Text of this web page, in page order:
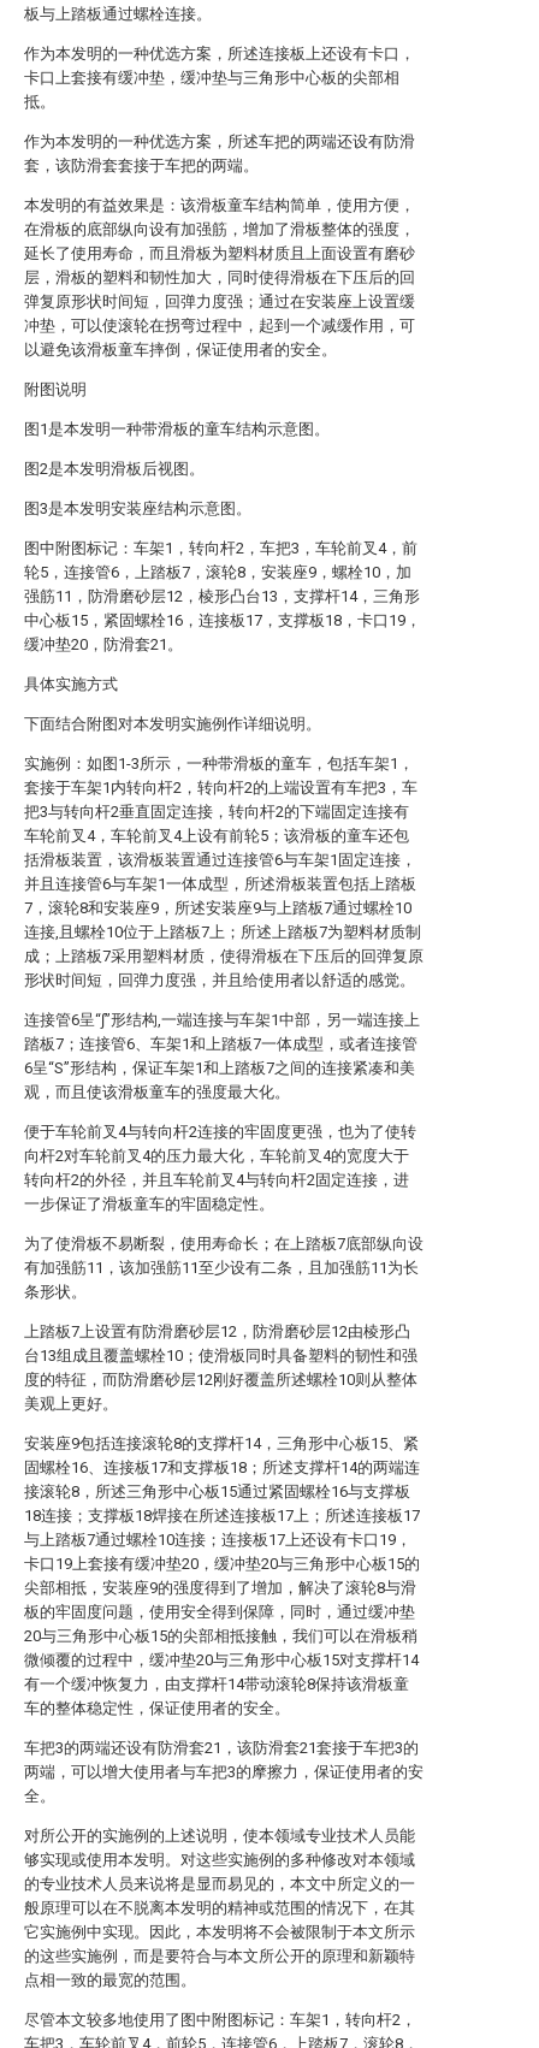
板与上踏板通过螺栓连接。
作为本发明的一种优选方案，所述连接板上还设有卡口，
卡口上套接有缓冲垫，缓冲垫与三角形中心板的尖部相
抵。
作为本发明的一种优选方案，所述车把的两端还设有防滑
套，该防滑套套接于车把的两端。
本发明的有益效果是：该滑板童车结构简单，使用方便，
在滑板的底部纵向设有加强筋，增加了滑板整体的强度，
延长了使用寿命，而且滑板为塑料材质且上面设置有磨砂
层，滑板的塑料和韧性加大，同时使得滑板在下压后的回
弹复原形状时间短，回弹力度强；通过在安装座上设置缓
冲垫，可以使滚轮在拐弯过程中，起到一个减缓作用，可
以避免该滑板童车摔倒，保证使用者的安全。
附图说明
图1是本发明一种带滑板的童车结构示意图。
图2是本发明滑板后视图。
图3是本发明安装座结构示意图。
图中附图标记：车架1，转向杆2，车把3，车轮前叉4，前
轮5，连接管6，上踏板7，滚轮8，安装座9，螺栓10，加
强筋11，防滑磨砂层12，棱形凸台13，支撑杆14，三角形
中心板15，紧固螺栓16，连接板17，支撑板18，卡口19，
缓冲垫20，防滑套21。
具体实施方式
下面结合附图对本发明实施例作详细说明。
实施例：如图1-3所示，一种带滑板的童车，包括车架1，
套接于车架1内转向杆2，转向杆2的上端设置有车把3，车
把3与转向杆2垂直固定连接，转向杆2的下端固定连接有
车轮前叉4，车轮前叉4上设有前轮5；该滑板的童车还包
括滑板装置，该滑板装置通过连接管6与车架1固定连接，
并且连接管6与车架1一体成型，所述滑板装置包括上踏板
7，滚轮8和安装座9，所述安装座9与上踏板7通过螺栓10
连接,且螺栓10位于上踏板7上；所述上踏板7为塑料材质制
成；上踏板7采用塑料材质，使得滑板在下压后的回弹复原
形状时间短，回弹力度强，并且给使用者以舒适的感觉。
连接管6呈“∫”形结构,一端连接与车架1中部，另一端连接上
踏板7；连接管6、车架1和上踏板7一体成型，或者连接管
6呈“S”形结构，保证车架1和上踏板7之间的连接紧凑和美
观，而且使该滑板童车的强度最大化。
便于车轮前叉4与转向杆2连接的牢固度更强，也为了使转
向杆2对车轮前叉4的压力最大化，车轮前叉4的宽度大于
转向杆2的外径，并且车轮前叉4与转向杆2固定连接，进
一步保证了滑板童车的牢固稳定性。
为了使滑板不易断裂，使用寿命长；在上踏板7底部纵向设
有加强筋11，该加强筋11至少设有二条，且加强筋11为长
条形状。
上踏板7上设置有防滑磨砂层12，防滑磨砂层12由棱形凸
台13组成且覆盖螺栓10；使滑板同时具备塑料的韧性和强
度的特征，而防滑磨砂层12刚好覆盖所述螺栓10则从整体
美观上更好。
安装座9包括连接滚轮8的支撑杆14，三角形中心板15、紧
固螺栓16、连接板17和支撑板18；所述支撑杆14的两端连
接滚轮8，所述三角形中心板15通过紧固螺栓16与支撑板
18连接；支撑板18焊接在所述连接板17上；所述连接板17
与上踏板7通过螺栓10连接；连接板17上还设有卡口19，
卡口19上套接有缓冲垫20，缓冲垫20与三角形中心板15的
尖部相抵，安装座9的强度得到了增加，解决了滚轮8与滑
板的牢固度问题，使用安全得到保障，同时，通过缓冲垫
20与三角形中心板15的尖部相抵接触，我们可以在滑板稍
微倾覆的过程中，缓冲垫20与三角形中心板15对支撑杆14
有一个缓冲恢复力，由支撑杆14带动滚轮8保持该滑板童
车的整体稳定性，保证使用者的安全。
车把3的两端还设有防滑套21，该防滑套21套接于车把3的
两端，可以增大使用者与车把3的摩擦力，保证使用者的安
全。
对所公开的实施例的上述说明，使本领域专业技术人员能
够实现或使用本发明。对这些实施例的多种修改对本领域
的专业技术人员来说将是显而易见的，本文中所定义的一
般原理可以在不脱离本发明的精神或范围的情况下，在其
它实施例中实现。因此，本发明将不会被限制于本文所示
的这些实施例，而是要符合与本文所公开的原理和新颖特
点相一致的最宽的范围。
尽管本文较多地使用了图中附图标记：车架1，转向杆2，
车把3，车轮前叉4，前轮5，连接管6，上踏板7，滚轮8，